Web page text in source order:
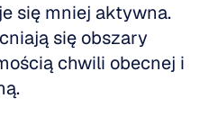
się mniej aktywna.
się obszary
chwili obecnej i